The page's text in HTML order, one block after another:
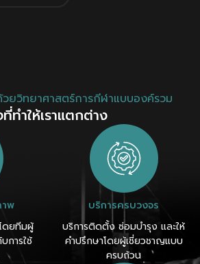
ยวิทยาศาสตร์การกีฬาแบบองค์รวม
ทำให้เราแตกต่าง
พ
ดยทีมผู้
การใช้
บริการครบวงจร
บริการติดตั้ง ซ่อมบำรุง และให้
คำปรึกษาโดยผู้เชี่ยวชาญแบบ
ครบถ้วน